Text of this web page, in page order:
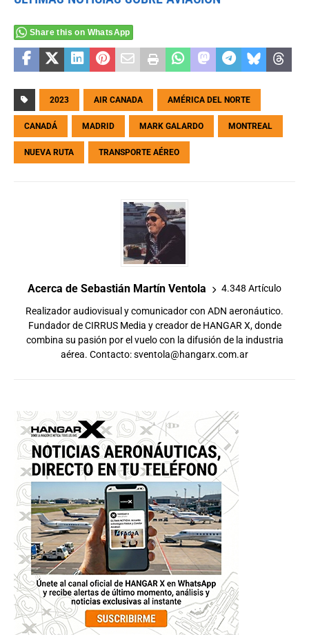
Share this on WhatsApp
2023 AIR CANADA AMÉRICA DEL NORTE
CANADÁ MADRID MARK GALARDO MONTREAL
NUEVA RUTA TRANSPORTE AÉREO
Acerca de Sebastián Martín Ventola 4.348 Artículo
Realizador audiovisual y comunicador con ADN aeronáutico.
Fundador de CIRRUS Media y creador de HANGAR X, donde
combina su pasión por el vuelo con la difusión de la industria
aérea. Contacto:sventola@hangarx.com.ar